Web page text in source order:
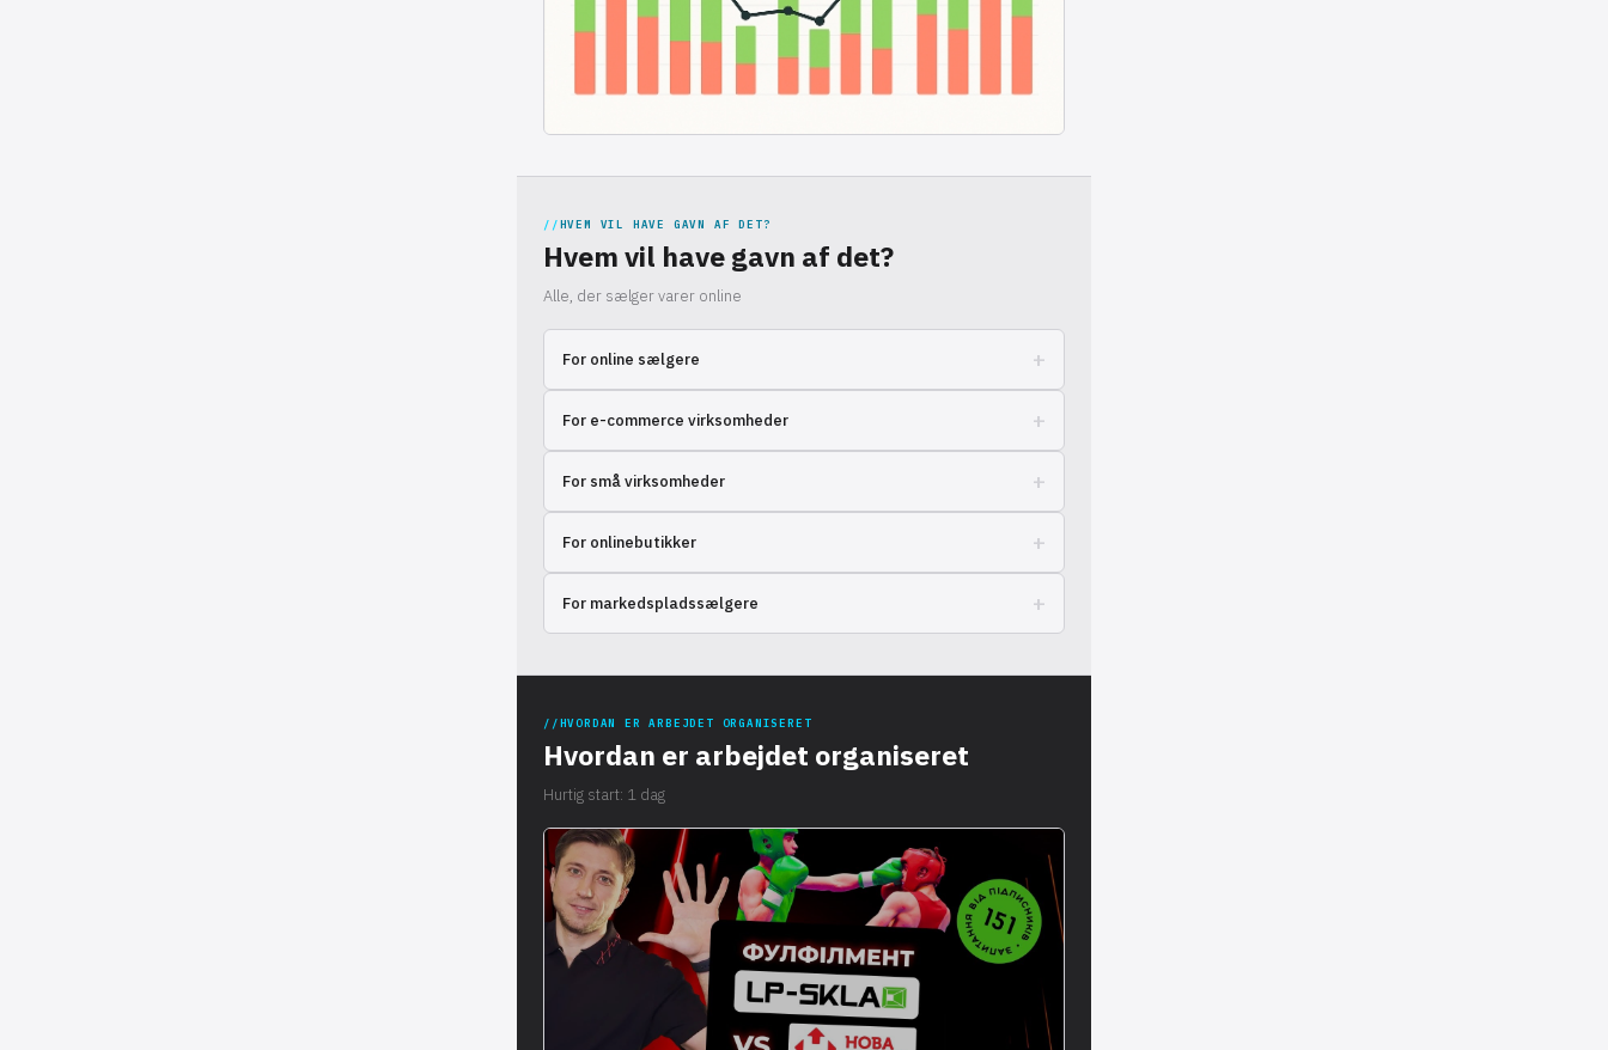
HVEM VIL HAVE GAVN AF DET?
Hvem vil have gavn af det?
Alle, der sælger varer online
For online sælgere +
over hele landet.
For e-commerce virksomheder +
logistikken uden unødvendig indsats.
For små virksomheder +
ordrer med minimale omkostninger.
For onlinebutikker +
afsendelse af varer til kunderne.
For markedspladssælgere +
udviklingen af deres brand.
HVORDAN ER ARBEJDET ORGANISERET
Hvordan er arbejdet organiseret
Hurtig start: 1 dag